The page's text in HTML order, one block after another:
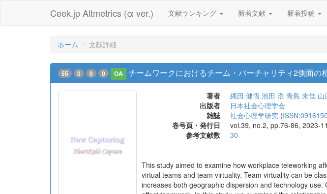
Ceek.jp Altmetrics (α ver.) 文献ランキング 新着文献 新着投稿
ホーム 文献詳細
55 0 0 0 OA チームワークにおけるチーム・バーチャリティ2側面
著者 縄田 健悟 池田 浩 青島 未佳 山
出版者
日本社会心理学会
雑誌
社会心理学研究 (
巻号頁・発行日
vol.39, no.2, pp.76-86, 2023-
参考文献数
30
This study aimed to examine how workplace teleworking
virtual teams and team virtuality. Team virtuality can be
increases both geographic dispersion and technology